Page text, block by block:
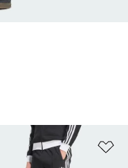
à Lista de Desejos